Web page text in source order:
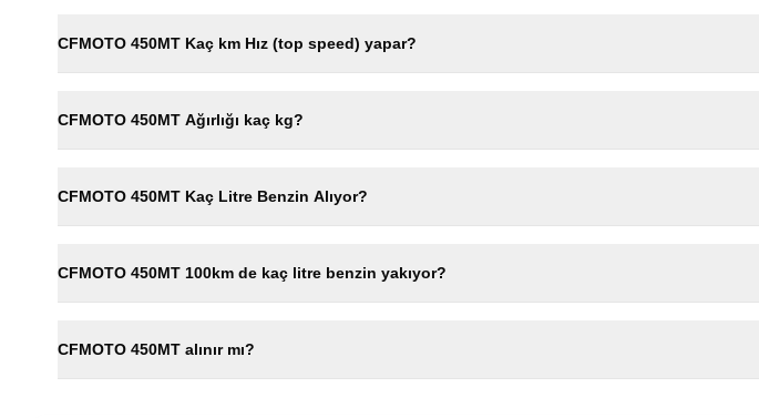
CFMOTO 450MT Kaç km Hız (top speed) yapar?
CFMOTO 450MT Ağırlığı kaç kg?
CFMOTO 450MT Kaç Litre Benzin Alıyor?
CFMOTO 450MT 100km de kaç litre benzin yakıyor?
CFMOTO 450MT alınır mı?